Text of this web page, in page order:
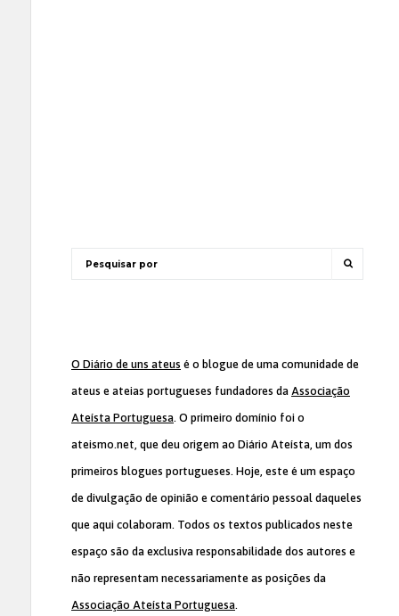
O Diário de uns ateus é o blogue de uma comunidade de
ateus e ateias portugueses fundadores da Associação
Ateísta Portuguesa. O primeiro domínio foi o
ateismo.net, que deu origem ao Diário Ateísta, um dos
primeiros blogues portugueses. Hoje, este é um espaço
de divulgação de opinião e comentário pessoal daqueles
que aqui colaboram. Todos os textos publicados neste
espaço são da exclusiva responsabilidade dos autores e
não representam necessariamente as posições da
Associação Ateísta Portuguesa.